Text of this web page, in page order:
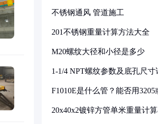
不锈钢通风 管道施工
201不锈钢重量计算方法大全
M20螺纹大径和小径是多少
1-1/4 NPT螺纹参数及底孔尺寸
F1010E是什么管？能否用3205
20x40x2镀锌方管单米重量计